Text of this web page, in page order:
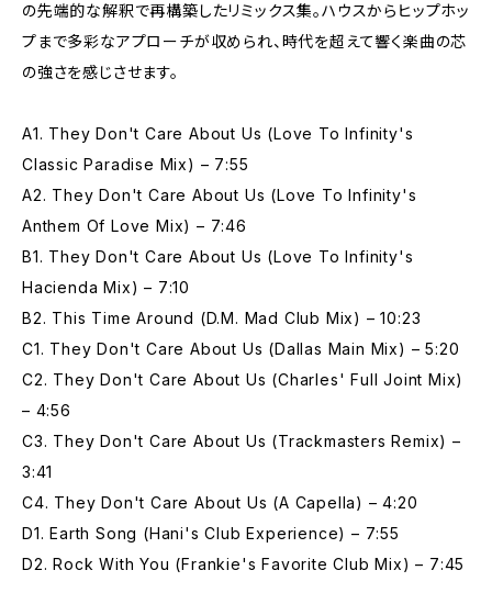
の先端的な解釈で再構築したリミックス集。ハウスからヒップホッ
プまで多彩なアプローチが収められ、時代を超えて響く楽曲の芯
の強さを感じさせます。
A1. They Don't Care About Us (Love To Infinity's
Classic Paradise Mix) – 7:55
A2. They Don't Care About Us (Love To Infinity's
Anthem Of Love Mix) – 7:46
B1. They Don't Care About Us (Love To Infinity's
Hacienda Mix) – 7:10
B2. This Time Around (D.M. Mad Club Mix) – 10:23
C1. They Don't Care About Us (Dallas Main Mix) – 5:20
C2. They Don't Care About Us (Charles' Full Joint Mix)
– 4:56
C3. They Don't Care About Us (Trackmasters Remix) –
3:41
C4. They Don't Care About Us (A Capella) – 4:20
D1. Earth Song (Hani's Club Experience) – 7:55
D2. Rock With You (Frankie's Favorite Club Mix) – 7:45